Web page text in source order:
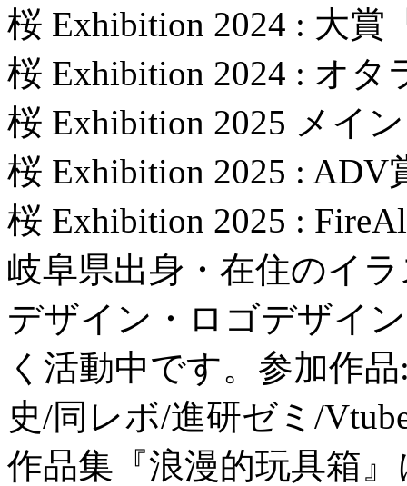
桜 Exhibition 2024 : 大賞
桜 Exhibition 2024 : オ
桜 Exhibition 2025 メイ
桜 Exhibition 2025 : ADV
桜 Exhibition 2025 :
岐阜県出身・在住のイ
デザイン・ロゴデザイ
く活動中です。参加作
史/同レボ/進研ゼミ/
作品集『浪漫的玩具箱